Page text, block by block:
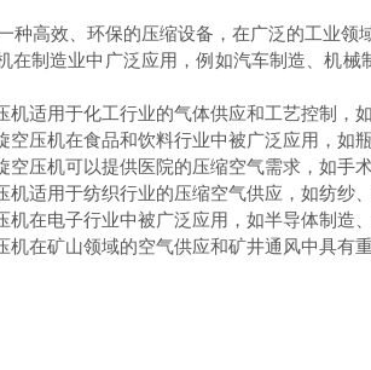
高效、环保的压缩设备，在广泛的工业领
造业中广泛应用，例如汽车制造、机械
用于化工行业的气体供应和工艺控制，如
机在食品和饮料行业中被广泛应用，如瓶
机可以提供医院的压缩空气需求，如手术
用于纺织行业的压缩空气供应，如纺纱、
电子行业中被广泛应用，如半导体制造、
矿山领域的空气供应和矿井通风中具有